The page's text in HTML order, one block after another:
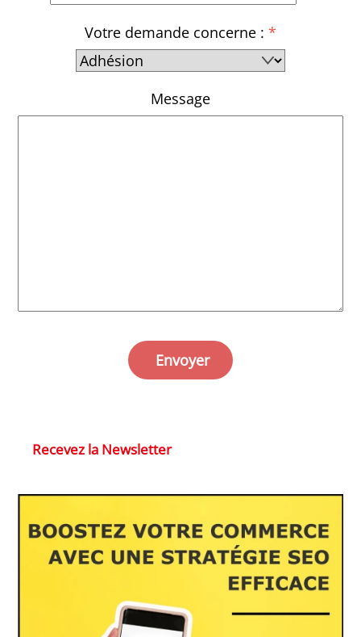
Votre demande concerne : *
Message
Envoyer
Recevez la Newsletter